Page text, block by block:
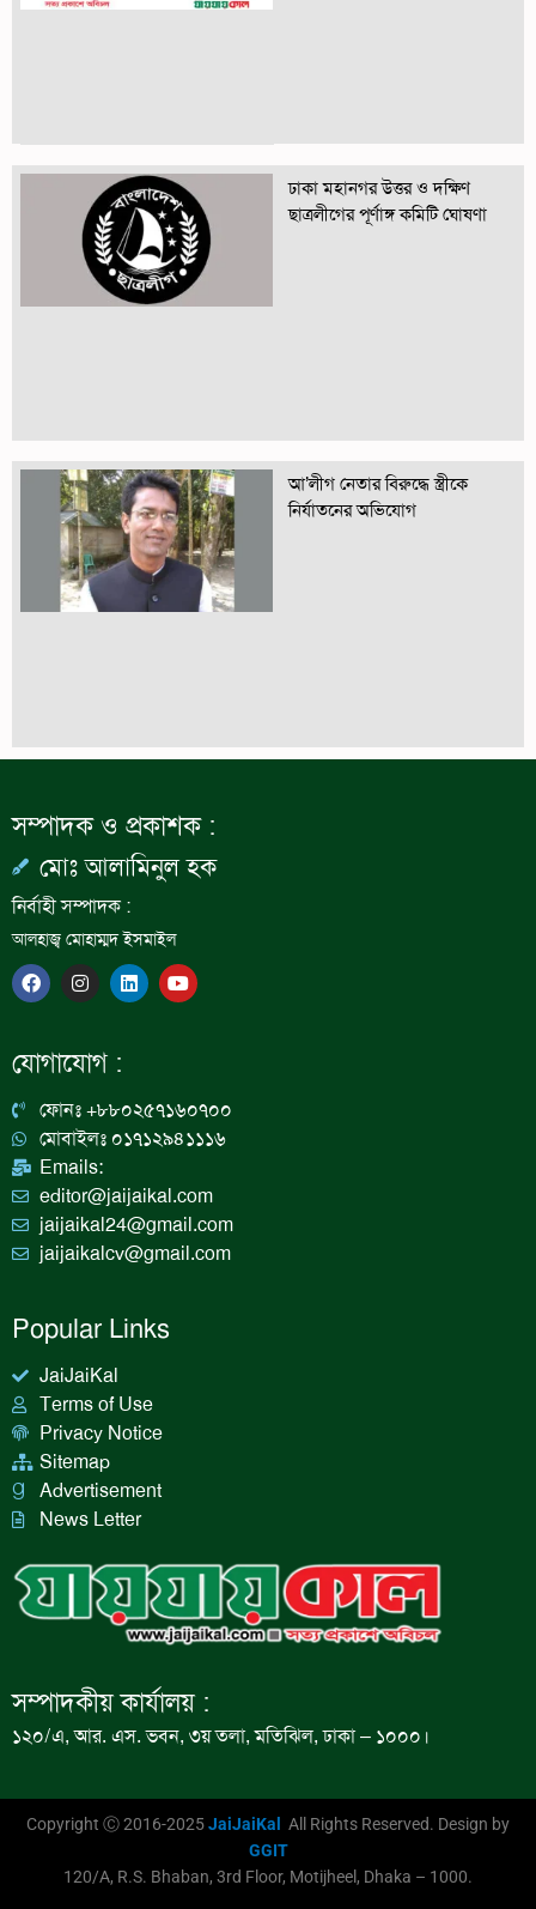
ঢাকা মহানগর উত্তর ও দক্ষিণ
ছাত্রলীগের পূর্ণাঙ্গ কমিটি ঘোষণা
আ’লীগ নেতার বিরুদ্ধে স্ত্রীকে
নির্যাতনের অভিযোগ
সম্পাদক ও প্রকাশক :
মোঃ আলামিনুল হক
নির্বাহী সম্পাদক :
আলহাজ্ব মোহাম্মদ ইসমাইল
F
a
c
b
o
I
n
s
a
g
a
m
L
i
n
n
Y
o
u
যোগাযোগ :
ফোনঃ +৮৮০২৫৭১৬০৭০০
মোবাইলঃ ০১৭১২৯৪১১১৬
Emails:
editor@jaijaikal.com
jaijaikal24@gmail.com
jaijaikalcv@gmail.com
Popular Links
JaiJaiKal
Terms of Use
Privacy Notice
Sitemap
Advertisement
News Letter
সম্পাদকীয় কার্যালয় :
১২০/এ, আর. এস. ভবন, ৩য় তলা, মতিঝিল, ঢাকা – ১০০০।
Copyright Ⓒ 2016-2025JaiJaiKal
All Rights Reserved. Design by
GGIT
120/A, R.S. Bhaban, 3rd Floor, Motijheel, Dhaka – 1000.